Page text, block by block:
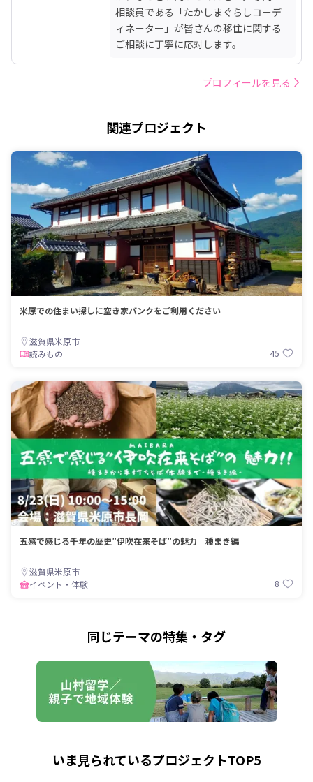
相談員である「たかしまぐらしコーデ
ィネーター」が皆さんの移住に関する
ご相談に丁寧に応対します。
プロフィールを見る
関連プロジェクト
米原での住まい探しに空き家バンクをご利用ください
滋賀県米原市
読みもの
45
五感で感じる千年の歴史”伊吹在来そば”の魅力 種まき編
滋賀県米原市
イベント・体験
8
同じテーマの特集・タグ
いま見られているプロジェクトTOP5